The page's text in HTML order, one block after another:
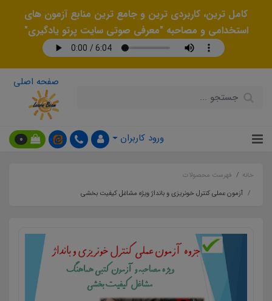
کامل ترین، کاربردی ترین و جامع ترین منابع آزمون های
استخدامی و مصاحبه "معرفی صوتی سایت پرتو یادگیری"
صفحه اصلی
ورود کاربران 0
خانه
فهرست محصولات
آزمون عملی کنترل خونریزی و بانداژ ویژه مشاغل کیفیت بخشی